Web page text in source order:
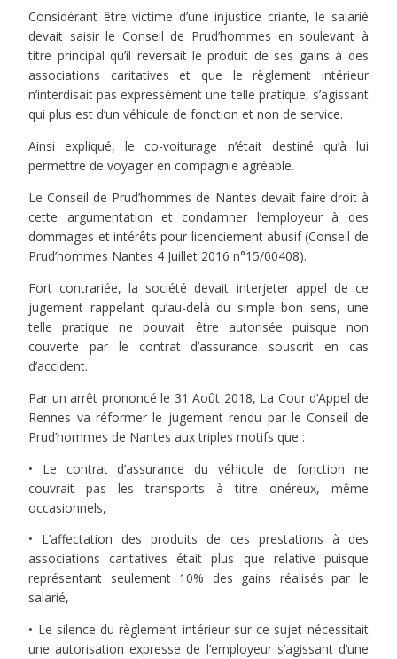
Considérant être victime d’une injustice criante, le salarié
devait saisir le Conseil de Prud’hommes en soulevant à
titre principal qu’il reversait le produit de ses gains à des
associations caritatives et que le règlement intérieur
n’interdisait pas expressément une telle pratique, s’agissant
qui plus est d’un véhicule de fonction et non de service.
Ainsi expliqué, le co-voiturage n’était destiné qu’à lui
permettre de voyager en compagnie agréable.
Le Conseil de Prud’hommes de Nantes devait faire droit à
cette argumentation et condamner l’employeur à des
dommages et intérêts pour licenciement abusif (Conseil de
Prud’hommes Nantes 4 Juillet 2016 n°15/00408).
Fort contrariée, la société devait interjeter appel de ce
jugement rappelant qu’au-delà du simple bon sens, une
telle pratique ne pouvait être autorisée puisque non
couverte par le contrat d’assurance souscrit en cas
d’accident.
Par un arrêt prononcé le 31 Août 2018, La Cour d’Appel de
Rennes va réformer le jugement rendu par le Conseil de
Prud’hommes de Nantes aux triples motifs que :
• Le contrat d’assurance du véhicule de fonction ne
couvrait pas les transports à titre onéreux, même
occasionnels,
• L’affectation des produits de ces prestations à des
associations caritatives était plus que relative puisque
représentant seulement 10% des gains réalisés par le
salarié,
• Le silence du règlement intérieur sur ce sujet nécessitait
une autorisation expresse de l’employeur s’agissant d’une